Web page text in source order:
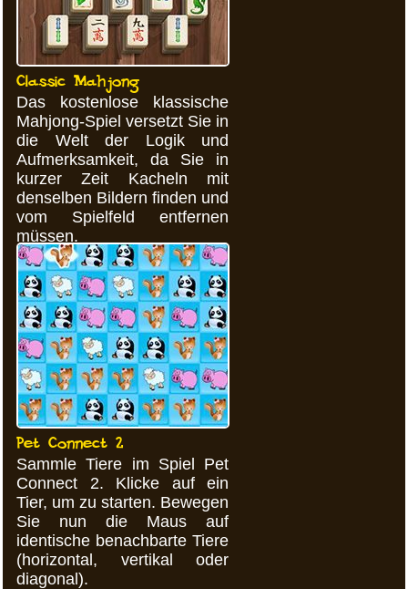
Classic Mahjong
Das kostenlose klassische
Mahjong-Spiel versetzt Sie in
die Welt der Logik und
Aufmerksamkeit, da Sie in
kurzer Zeit Kacheln mit
denselben Bildern finden und
vom Spielfeld entfernen
müssen.
Pet Connect 2
Sammle Tiere im Spiel Pet
Connect 2. Klicke auf ein
Tier, um zu starten. Bewegen
Sie nun die Maus auf
identische benachbarte Tiere
(horizontal, vertikal oder
diagonal).